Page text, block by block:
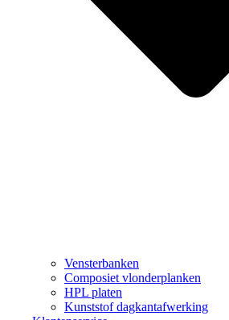
Vensterbanken
Composiet vlonderplanken
HPL platen
Kunststof dagkantafwerking